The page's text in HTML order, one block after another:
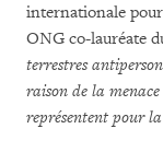
internationale
ONG co-lauréate
terrestres
raison de la
représentent pour la